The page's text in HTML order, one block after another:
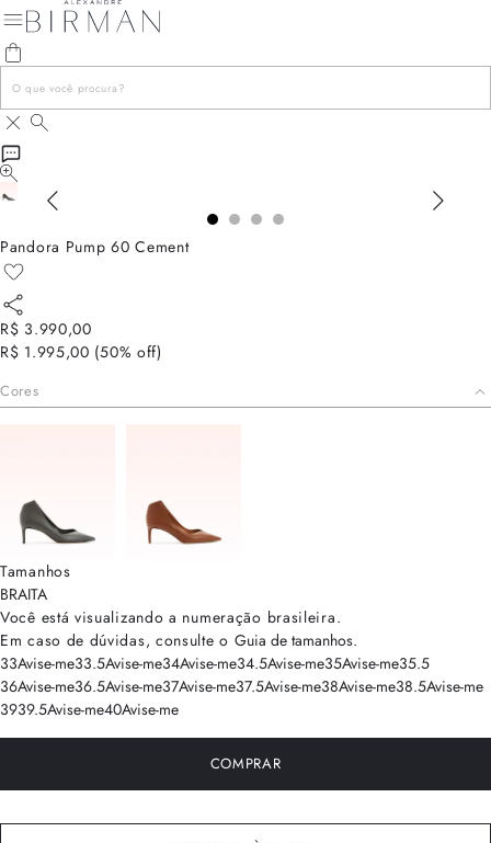
Pandora Pump 60 Cement
R$ 3.990,00
R$ 1.995,00 (50% off)
Cores
Tamanhos
BRAITA
Você está visualizando a numeração brasileira.
Em caso de dúvidas, consulte o Guia de tamanhos.
33Avise-me33.5Avise-me34Avise-me34.5Avise-me35Avise-me35.5
36Avise-me36.5Avise-me37Avise-me37.5Avise-me38Avise-me38.5Avise-me
3939.5Avise-me40Avise-me
COMPRAR